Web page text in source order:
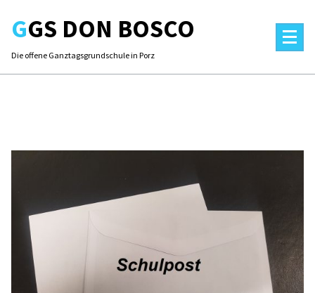
contentGGS DON BOSCO
Die offene Ganztagsgrundschule in Porz